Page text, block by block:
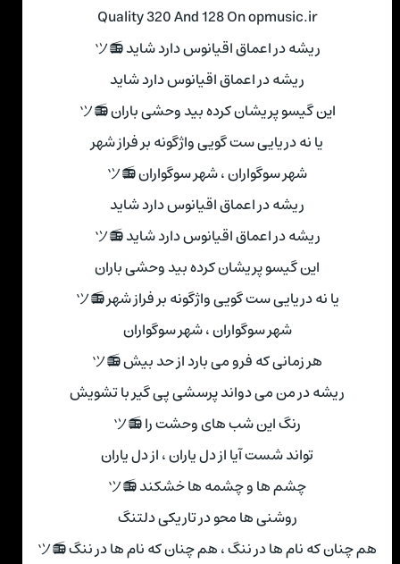
Quality 320 And 128 On opmusic.ir
ریشه در اعماق اقیانوس دارد شاید 📻ツ
ریشه در اعماق اقیانوس دارد شاید
این گیسو پریشان کرده بید وحشی باران 📻ツ
یا نه دریایی ست گویی واژگونه بر فراز شهر
شهر سوگواران ، شهر سوگواران 📻ツ
ریشه در اعماق اقیانوس دارد شاید
ریشه در اعماق اقیانوس دارد شاید 📻ツ
این گیسو پریشان کرده بید وحشی باران
یا نه دریایی ست گویی واژگونه بر فراز شهر 📻ツ
شهر سوگواران ، شهر سوگواران
هر زمانی که فرو می ‌بارد از حد بیش 📻ツ
ریشه در من می دواند پرسشی پی گیر با تشویش
رنگ این شب ‌های وحشت را 📻ツ
تواند شست آیا از دل یاران ، از دل یاران
چشم ها و چشمه ها خشکند 📻ツ
روشنی ها محو در تاریکی دلتنگ
هم چنان که نام ها در ننگ ، هم چنان که نام ها در ننگ 📻ツ